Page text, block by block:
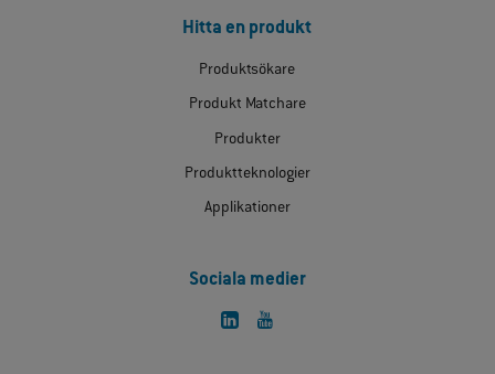
Hitta en produkt
Produktsökare
Produkt Matchare
Produkter
Produktteknologier
Applikationer
Sociala medier